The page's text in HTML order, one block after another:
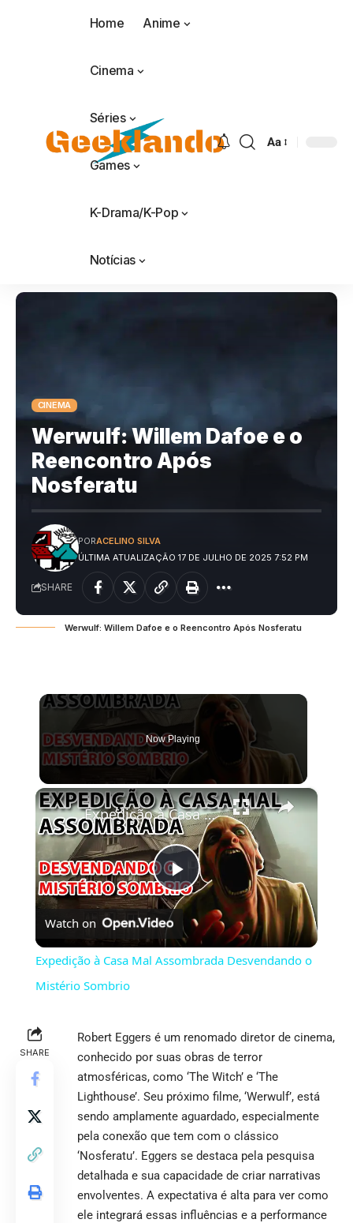
Home Anime
Cinema
Séries
Games
K-Drama/K-Pop
Notícias
Aa
CINEMA
Werwulf: Willem Dafoe e o
Reencontro Após
Nosferatu
ÚLTIMA ATUALIZAÇÃO 17 DE JULHO DE 2025 7:52 PM
PORACELINO SILVA
SHARE
Werwulf: Willem Dafoe e o Reencontro Após Nosferatu
Now Playing
×
Play
Video
Expedição à Casa Mal Assombrada Desvendando o Mistério Sombrio
Watch on
Expedição à Casa Mal Assombrada Desvendando o
Mistério Sombrio
SHARE
Robert Eggers é um renomado diretor de cinema,
conhecido por suas obras de terror
atmosféricas, como ‘The Witch’ e ‘The
Lighthouse’. Seu próximo filme, ‘Werwulf’, está
sendo amplamente aguardado, especialmente
pela conexão que tem com o clássico
‘Nosferatu’. Eggers se destaca pela pesquisa
detalhada e sua capacidade de criar narrativas
envolventes. A expectativa é alta para ver como
ele integrará essas influências e a performance